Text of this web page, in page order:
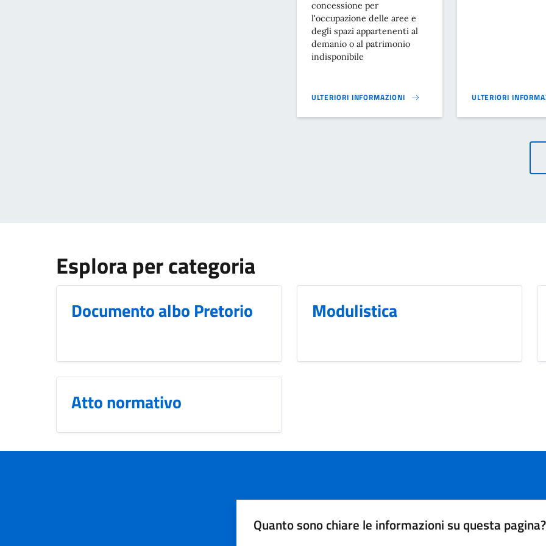
concessione per
l'occupazione delle aree e
degli spazi appartenenti al
demanio o al patrimonio
indisponibile
ULTERIORI INFORMAZIONI
REGOLAMENTO PER L'APPLICAZIONE DEL CANONE
ULTERIORI
REGOLAMENTO
Esplora per categoria
Documento albo Pretorio Modulistica
Atto normativo
Quanto sono chiare le informazioni su questa pagina?